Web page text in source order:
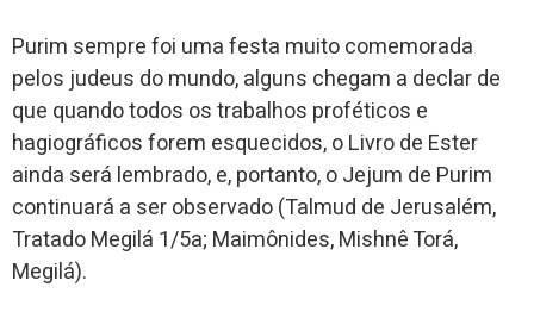
Purim sempre foi uma festa muito comemorada
pelos judeus do mundo, alguns chegam a declar de
que quando todos os trabalhos proféticos e
hagiográficos forem esquecidos, o Livro de Ester
ainda será lembrado, e, portanto, o Jejum de Purim
continuará a ser observado (Talmud de Jerusalém,
Tratado Megilá 1/5a; Maimônides, Mishnê Torá,
Megilá).